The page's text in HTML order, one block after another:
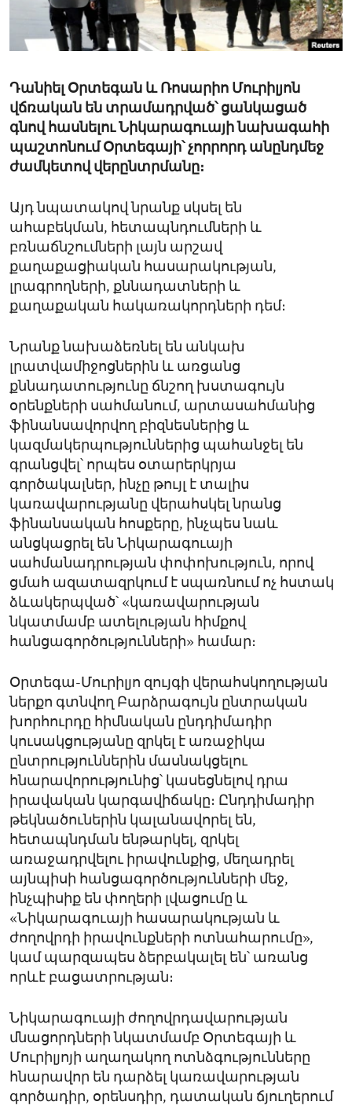
ENVIRONMENT AND HEALTH
IDEALS AND INSTITUTIONS
Դանիել Օրտեգան և Ռոսարիո Մուրիլյոն
վճռական են տրամադրված՝ ցանկացած
գնով հասնելու Նիկարագուայի նախագահի
պաշտոնում Օրտեգայի՝ չորրորդ անընդմեջ
ժամկետով վերընտրմանը։
Այդ նպատակով նրանք սկսել են
ահաբեկման, հետապնդումների և
բռնաճնշումների լայն արշավ
քաղաքացիական հասարակության,
լրագրողների, քննադատների և
քաղաքական հակառակորդների դեմ։
Նրանք նախաձեռնել են անկախ
լրատվամիջոցներին և առցանց
քննադատությունը ճնշող խստագույն
օրենքների սահմանում, արտասահմանից
ֆինանսավորվող բիզնեսներից և
կազմակերպություններից պահանջել են
գրանցվել՝ որպես օտարերկրյա
գործակալներ, ինչը թույլ է տալիս
կառավարությանը վերահսկել նրանց
ֆինանսական հոսքերը, ինչպես նաև
անցկացրել են Նիկարագուայի
սահմանադրության փոփոխություն, որով
ցմահ ազատազրկում է սպառնում ոչ հստակ
ձևակերպված՝ «կառավարության
նկատմամբ ատելության հիմքով
հանցագործությունների» համար։
Օրտեգա-Մուրիլյո զույգի վերահսկողության
ներքո գտնվող Բարձրագույն ընտրական
խորհուրդը հիմնական ընդդիմադիր
կուսակցությանը զրկել է առաջիկա
ընտրություններին մասնակցելու
հնարավորությունից՝ կասեցնելով դրա
իրավական կարգավիճակը։ Ընդդիմադիր
թեկնածուներին կալանավորել են,
հետապնդման ենթարկել, զրկել
առաջադրվելու իրավունքից, մեղադրել
այնպիսի հանցագործությունների մեջ,
ինչպիսիք են փողերի լվացումը և
«Նիկարագուայի հասարակության և
ժողովրդի իրավունքների ոտնահարումը»,
կամ պարզապես ձերբակալել են՝ առանց
որևէ բացատրության։
Նիկարագուայի ժողովրդավարության
մնացորդների նկատմամբ Օրտեգայի և
Մուրիլյոյի աղաղակող ոտնձգությունները
հնարավոր են դարձել կառավարության
գործադիր, օրենսդիր, դատական ճյուղերում